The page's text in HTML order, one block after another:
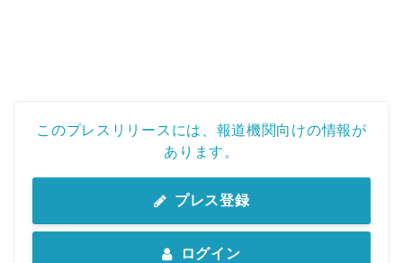
このプレスリリースには、報道機関向けの情報が
あります。
プレス登録
ログイン